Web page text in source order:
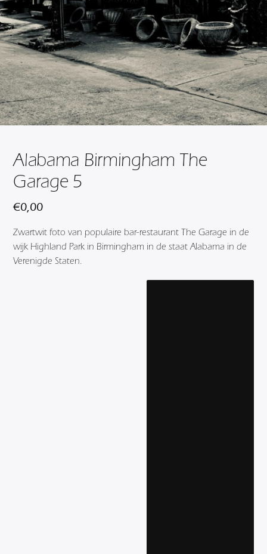
Alabama Birmingham The
Garage 5
€0,00
Zwartwit foto van populaire bar-restaurant The Garage in de
wijk Highland Park in Birmingham in de staat Alabama in de
Verenigde Staten.